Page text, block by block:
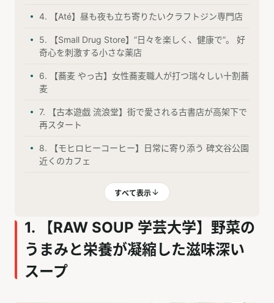
4. 【Até】昼も夜も立ち寄りたいクラフトジン専門店
5. 【Small Drug Store】”日々を楽しく、健康で”。 好
奇心を刺激する小さな薬店
6. 【蕎麦 やっ古】女性蕎麦職人が打つ瑞々しい十割蕎
麦
7. 【古本遊戯 流浪堂】街で愛される古書店が高架下で
再スタート
8. 【モヒロヒーコーヒー】日常に寄り添う 碑文谷公園
近くのカフェ
すべて表示
1. 【RAW SOUP 学芸大学】野菜の
うまみと栄養が凝縮した滋味深い
スープ